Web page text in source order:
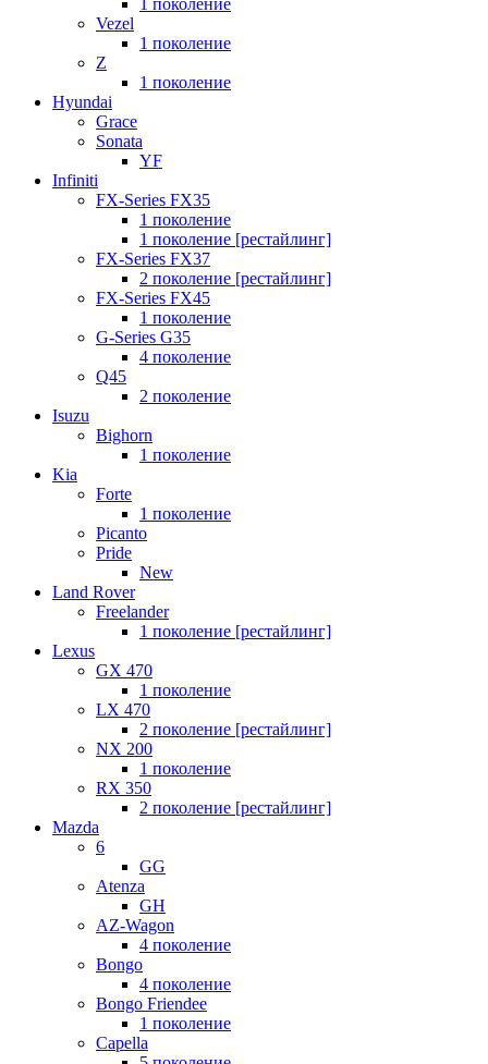
1 поколение
Vezel
1 поколение
Z
1 поколение
Hyundai
Grace
Sonata
YF
Infiniti
FX-Series FX35
1 поколение
1 поколение [рестайлинг]
FX-Series FX37
2 поколение [рестайлинг]
FX-Series FX45
1 поколение
G-Series G35
4 поколение
Q45
2 поколение
Isuzu
Bighorn
1 поколение
Kia
Forte
1 поколение
Picanto
Pride
New
Land Rover
Freelander
1 поколение [рестайлинг]
Lexus
GX 470
1 поколение
LX 470
2 поколение [рестайлинг]
NX 200
1 поколение
RX 350
2 поколение [рестайлинг]
Mazda
6
GG
Atenza
GH
AZ-Wagon
4 поколение
Bongo
4 поколение
Bongo Friendee
1 поколение
Capella